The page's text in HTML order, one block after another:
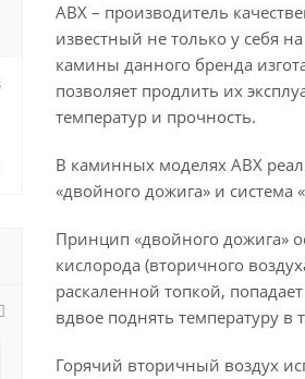
AВХ – производитель
известный не только у себя
камины данного бренда
позволяет продлить их
температур и прочность.
В каминных моделях АВХ
«двойного дожига» и система
Принцип «двойного дожига»
кислорода (вторичного
раскаленной топкой,
вдвое поднять температуру в
Горячий вторичный воздух